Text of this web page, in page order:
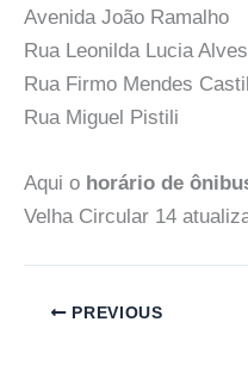
Avenida João Ramalho
Rua Leonilda Lucia Alves
Rua Firmo Mendes
Rua Miguel Pistili
Aqui o horário de
Velha Circular 14
PREVIOUS